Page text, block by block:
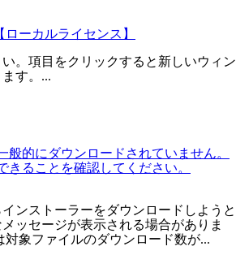
ーカルライセンス】
。項目をクリックすると新しいウィン
す。...
般的にダウンロードされていません。
ることを確認してください。
ンストーラーをダウンロードしようと
ッセージが表示される場合がありま
象ファイルのダウンロード数が...